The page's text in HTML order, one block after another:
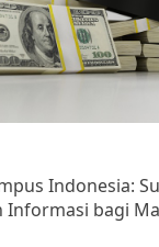
Indonesia:
Informasi bagi